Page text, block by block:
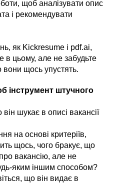
щоб аналізувати опис
і рекомендувати
як Kickresume і pdf.ai,
цьому, але не забудьте
вони щось упустять.
інструмент штучного
шукає в описі вакансії
на основі критеріїв,
щось, чого бракує, що
вакансію, але не
яким іншим способом?
що він видає в